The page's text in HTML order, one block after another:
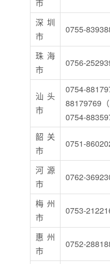
市
深圳
市
0755-
珠海
市
0756-
汕头
市
0754-
88179769（
0754-
韶关
市
0751-
河源
市
0762-
梅州
市
0753-
惠州
市
0752-